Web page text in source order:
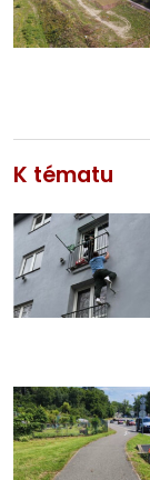
K tématu